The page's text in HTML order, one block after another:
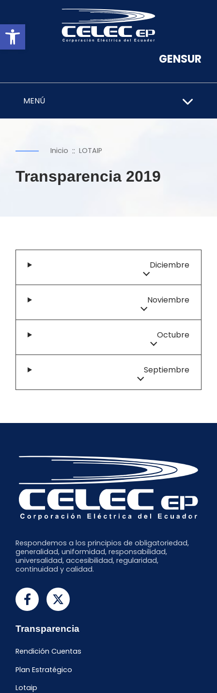
Abrir barra de herramientas
GENSUR
MENÚ
Inicio :: LOTAIP
Transparencia 2019
Diciembre
Noviembre
Octubre
Septiembre
Respondemos a los principios de obligatoriedad,
generalidad, uniformidad, responsabilidad,
universalidad, accesibilidad, regularidad,
continuidad y calidad.
Transparencia
Rendición Cuentas
Plan Estratégico
Lotaip